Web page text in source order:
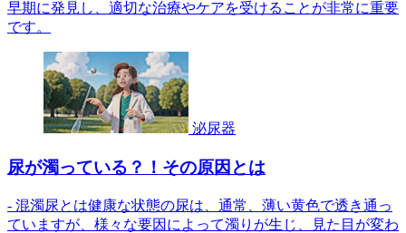
早期に発見し、適切な治療やケアを受けることが非常に重要
です。
泌尿器
尿が濁っている？！その原因とは
- 混濁尿とは健康な状態の尿は、通常、薄い黄色で透き通っ
ていますが、様々な要因によって濁りが生じ、見た目が変わ